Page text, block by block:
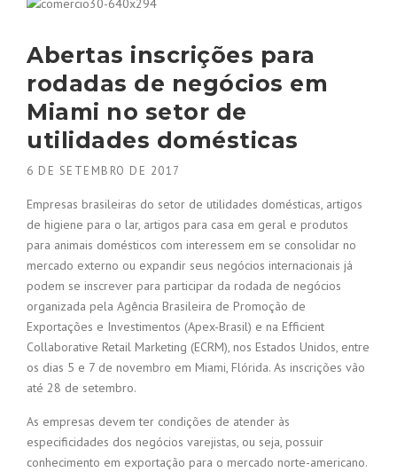
Abertas inscrições para
rodadas de negócios em
Miami no setor de
utilidades domésticas
6 DE SETEMBRO DE 2017
Empresas brasileiras do setor de utilidades domésticas, artigos
de higiene para o lar, artigos para casa em geral e produtos
para animais domésticos com interessem em se consolidar no
mercado externo ou expandir seus negócios internacionais já
podem se inscrever para participar da rodada de negócios
organizada pela Agência Brasileira de Promoção de
Exportações e Investimentos (Apex-Brasil) e na Efficient
Collaborative Retail Marketing (ECRM), nos Estados Unidos, entre
os dias 5 e 7 de novembro em Miami, Flórida. As inscrições vão
até 28 de setembro.
As empresas devem ter condições de atender às
especificidades dos negócios varejistas, ou seja, possuir
conhecimento em exportação para o mercado norte-americano.